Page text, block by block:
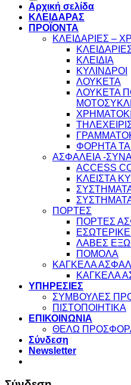
Αρχική σελίδα
ΚΛΕΙΔΑΡΑΣ
ΠΡΟΪΟΝΤΑ
ΚΛΕΙΔΑΡΙΕΣ –
ΚΛΕΙΔΙΑ
ΚΥΛΙΝΔΡΟΙ
ΛΟΥΚΕΤΑ
ΛΟΥΚΕΤΑ
ΦΟΡΗΤΑ
ΑΣΦΑΛΕΙΑ -
ACCESS
ΚΛΕΙΣΤΑ
ΠΟΡΤΕΣ
ΠΟΡΤΕΣ
ΛΑΒΕΣ
ΠΟΜΟΛΑ
ΚΑΓΚΕΛΑ
ΚΑΓΚΕΛΑ
ΥΠΗΡΕΣΙΕΣ
ΣΥΜΒΟΥΛΕΣ
ΠΙΣΤΟΠΟΙΗΤΙΚΑ
ΕΠΙΚΟΙΝΩΝΙΑ
ΘΕΛΩ
Σύνδεση
Newsletter